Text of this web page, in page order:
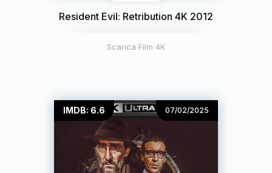
Resident Evil: Retribution 4K 2012
Scarica Film 4K
IMDB: 6.6 07/02/2025